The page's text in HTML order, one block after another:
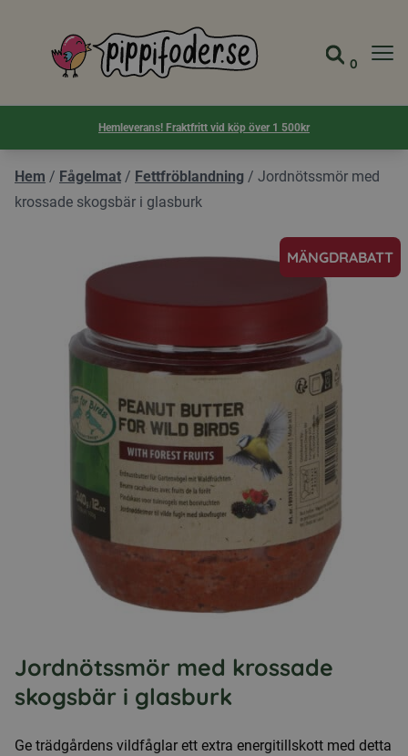
Pippifoder logotyp Gå till
Visa
0
Hemleverans! Fraktfritt vid köp över 1 500kr
Hem / Fågelmat / Fettfröblandning / Jordnötssmör med
krossade skogsbär i glasburk
MÄNGDRABATT
Jordnötssmör med krossade
skogsbär i glasburk
Ge trädgårdens vildfåglar ett extra energitillskott med detta